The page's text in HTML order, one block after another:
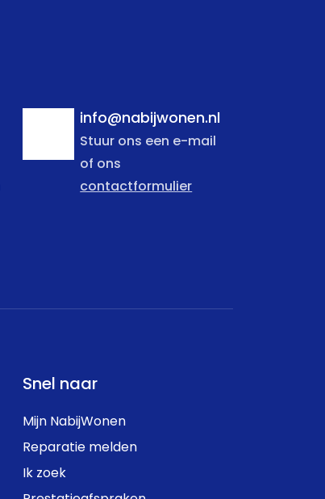
info@nabijwonen.nl
Stuur ons een e-mail
of ons
contactformulier
Snel naar
Mijn NabijWonen
Reparatie melden
Ik zoek